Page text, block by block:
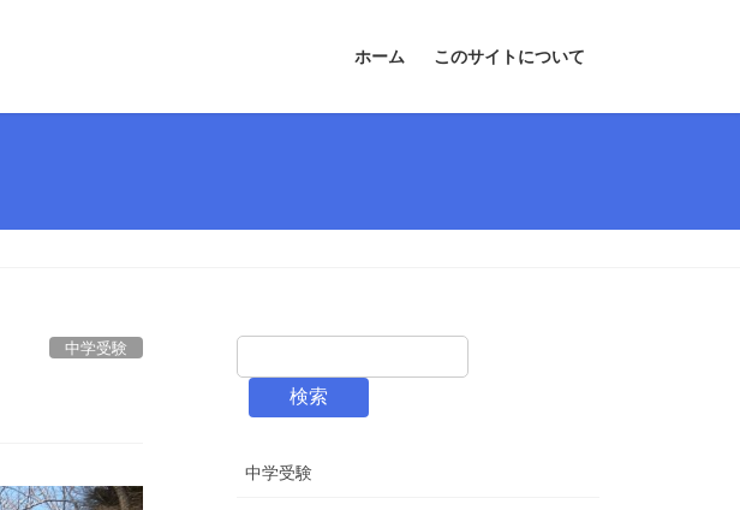
ホーム このサイトについて
中学受験
検索
中学受験